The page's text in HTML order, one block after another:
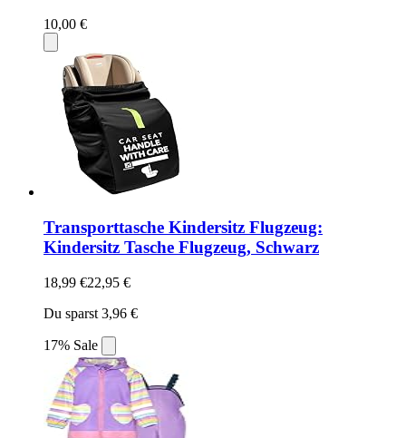
10,00 €
Transporttasche Kindersitz Flugzeug:
Kindersitz Tasche Flugzeug, Schwarz
18,99 €22,95 €
Du sparst 3,96 €
17% Sale